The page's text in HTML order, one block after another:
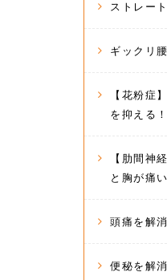
ストレー
ギックリ腰
【花粉症
を抑える！
【肋間神
と胸が痛い
頭痛を解
便秘を解